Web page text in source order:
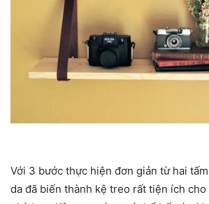
Với 3 bước thực hiện đơn giản từ hai
da đã biến thành kệ treo rất tiện ích